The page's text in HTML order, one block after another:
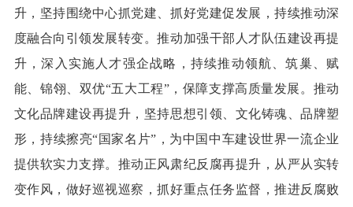
升，坚持围绕中心抓党建、抓好党建促发展，持续推动深
度融合向引领发展转变。推动加强干部人才队伍建设再提
升，深入实施人才强企战略，持续推动领航、筑巢、赋
能、锦翎、双优“五大工程”，保障支撑高质量发展。推动
文化品牌建设再提升，坚持思想引领、文化铸魂、品牌塑
形，持续擦亮“国家名片”，为中国中车建设世界一流企业
提供软实力支撑。推动正风肃纪反腐再提升，从严从实转
变作风，做好巡视巡察，抓好重点任务监督，推进反腐败